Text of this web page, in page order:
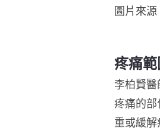
圖片來源
疼痛
李柏賢
疼痛的部
重或緩解